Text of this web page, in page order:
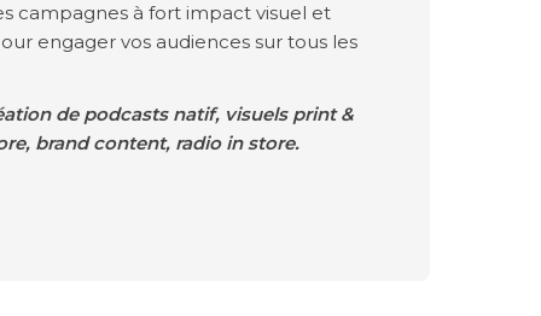
campagnes à fort impact visuel et
engager vos audiences sur tous les
de podcasts natif, visuels print &
brand content, radio in store.